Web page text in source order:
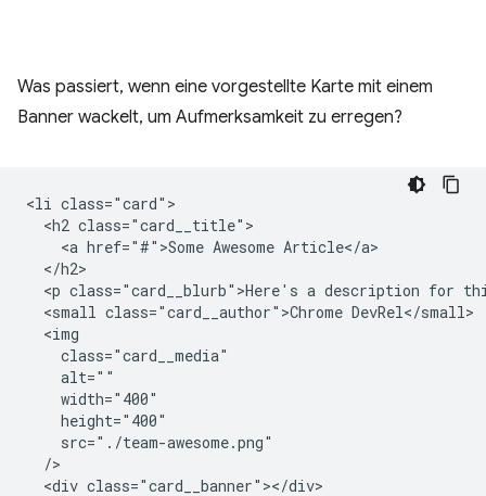
Was passiert, wenn eine vorgestellte Karte mit einem
Banner wackelt, um Aufmerksamkeit zu erregen?
<li class="card">
  <h2 class="card__title">
    <a href="#">Some Awesome Article</a>
  </h2>
<p class="card__blurb">Here's a description for
  <small class="card__author">Chrome DevRel</small>
  <img
    class="card__media"
    alt=""
    width="400"
    height="400"
    src="./team-awesome.png"
  />
  <div class="card__banner"></div>